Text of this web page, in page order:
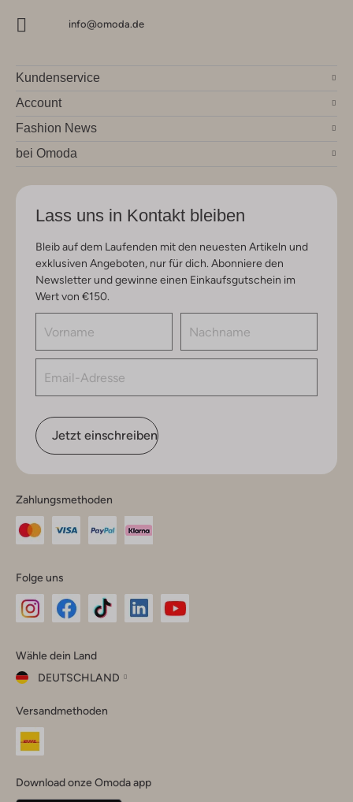
info@omoda.de
Kundenservice
Account
Fashion News
bei Omoda
Lass uns in Kontakt bleiben
Bleib auf dem Laufenden mit den neuesten Artikeln und
exklusiven Angeboten, nur für dich. Abonniere den
Newsletter und gewinne einen Einkaufsgutschein im
Wert von €150.
Jetzt einschreiben
Zahlungsmethoden
Folge uns
Instagram
Facebook
TikTok
Wähle dein Land
DEUTSCHLAND
dein
Land
Belgique(Français)
Versandmethoden
Download onze Omoda app